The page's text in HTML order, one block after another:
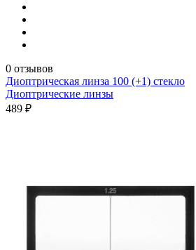
0 отзывов
Диоптрическая линза 100 (+1) стекло
Диоптрические линзы
489 ₽